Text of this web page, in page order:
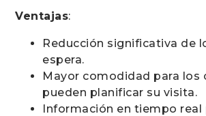
Ventajas:
Reducción significativa de
espera.
Mayor comodidad para los
pueden planificar su visita.
Información en tiempo real